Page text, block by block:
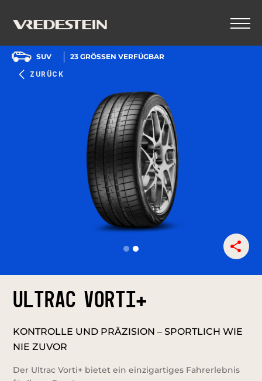
ZURÜCK
SUV 23 GRÖSSEN VERFÜGBAR
ULTRAC VORTI+
KONTROLLE UND PRÄZISION – SPORTLICH WIE
NIE ZUVOR
Der Ultrac Vorti+ bietet ein einzigartiges Fahrerlebnis